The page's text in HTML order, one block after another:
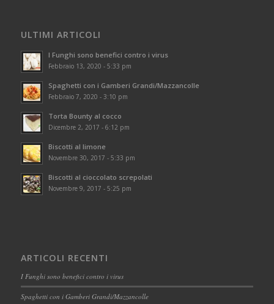
ULTIMI ARTICOLI
I Funghi sono benefici contro i virus
Febbraio 13, 2020 - 5:33 pm
Spaghetti con i Gamberi Grandi/Mazzancolle
Febbraio 7, 2020 - 3:10 pm
Torta Bounty al cocco
Dicembre 2, 2017 - 6:12 pm
Biscotti al limone
Novembre 30, 2017 - 5:33 pm
Biscotti al cioccolato screpolati
Novembre 9, 2017 - 5:25 pm
ARTICOLI RECENTI
I Funghi sono benefici contro i virus
Spaghetti con i Gamberi Grandi/Mazzancolle